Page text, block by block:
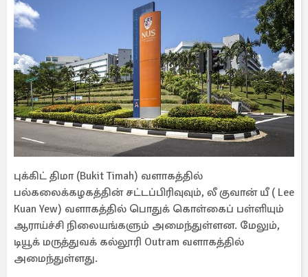
புக்கிட் திமா (Bukit Timah) வளாகத்தில்
பல்கலைக்கழகத்தின் சட்டப்பிரிவுவும், லீ குவான் யீ ( Lee
Kuan Yew) வளாகத்தில் பொதுக் கொள்கைப் பள்ளியும்
ஆராய்ச்சி நிலையங்களும் அமைந்துள்ளன. மேலும்,
டியூக் மருத்துவக் கல்லூரி Outram வளாகத்தில்
அமைந்துள்ளது.